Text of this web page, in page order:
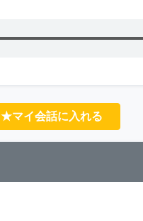
★マイ会話に入れる